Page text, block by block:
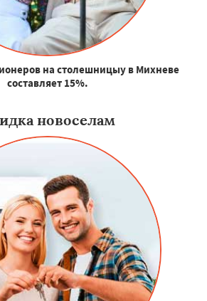
на столешницыу в Михневе
составляет 15%.
новоселам